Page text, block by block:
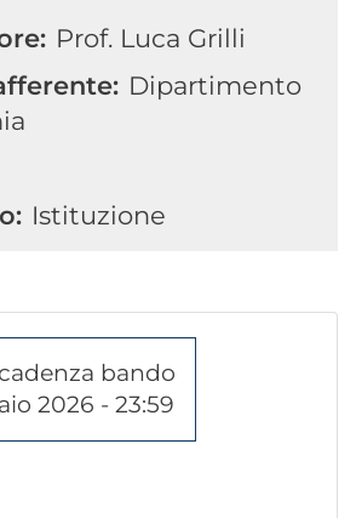
Prof. Luca Grilli
Dipartimento
Istituzione
bando
2026 - 23:59